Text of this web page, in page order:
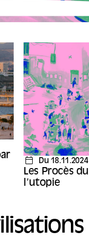
Du
Les Procès
l’utopie